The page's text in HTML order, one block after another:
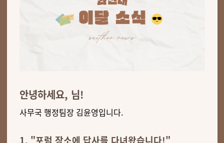
안녕하세요, 님!
사무국 행정팀장 김윤영입니다.
1. "포럼 장소에 답사를 다녀왔습니다!"